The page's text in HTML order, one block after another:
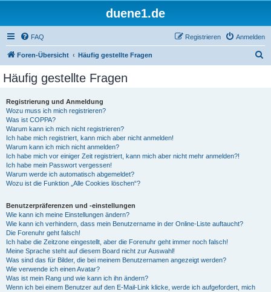
duene1.de
FAQ Anmelden
Registrieren
Foren-Übersicht Häufig gestellte Fragen
Häufig gestellte Fragen
Registrierung und Anmeldung
Wozu muss ich mich registrieren?
Was ist COPPA?
Warum kann ich mich nicht registrieren?
Ich habe mich registriert, kann mich aber nicht anmelden!
Warum kann ich mich nicht anmelden?
Ich habe mich vor einiger Zeit registriert, kann mich aber nicht mehr anmelden?!
Ich habe mein Passwort vergessen!
Warum werde ich automatisch abgemeldet?
Wozu ist die Funktion „Alle Cookies löschen“?
Benutzerpräferenzen und -einstellungen
Wie kann ich meine Einstellungen ändern?
Wie kann ich verhindern, dass mein Benutzername in der Online-Liste auftaucht?
Die Forenuhr geht falsch!
Ich habe die Zeitzone eingestellt, aber die Forenuhr geht immer noch falsch!
Meine Sprache steht auf diesem Board nicht zur Auswahl!
Was sind das für Bilder, die bei meinem Benutzernamen angezeigt werden?
Wie verwende ich einen Avatar?
Was ist mein Rang und wie kann ich ihn ändern?
Wenn ich bei einem Benutzer auf den E-Mail-Link klicke, werde ich aufgefordert, mich